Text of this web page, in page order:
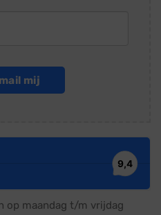
mij
op maandag t/m vrijdag